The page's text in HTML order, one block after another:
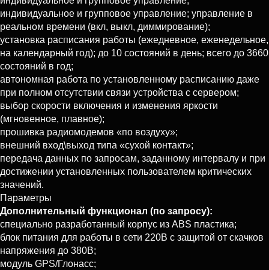
индивидуальное и групповое управление; управление в
реальном времени (вкл, выкл, диммирование);
установка расписания работы (ежедневное, еженедельное,
на календарный год); до 10 состояний в день; всего до 3660
состояний в год;
автономная работа по установленному расписанию даже
при полном отсутствии связи устройства с сервером;
выбор скорости включения и изменения яркости
(мгновенное, плавное);
прошивка радиомодемов «по воздуху»;
внешний вход\выход типа «сухой контакт»;
передача данных по запросам, заданному интервалу и при
достижении установленных пользователем критических
значений.
Параметры
Дополнительный функционал (по запросу):
специально разработанный корпус из ABS пластика;
блок питания для работы в сети 220В с защитой от скачков
напряжения до 380В;
модуль GPS/Глонасс;